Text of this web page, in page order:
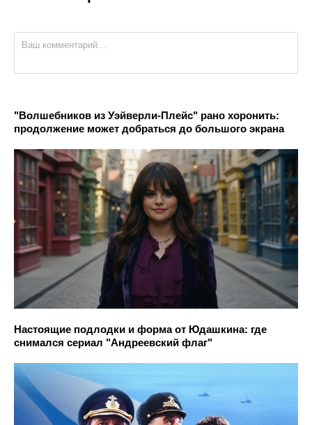
"Волшебников из Уэйверли-Плейс" рано хоронить:
продолжение может добраться до большого экрана
Настоящие подлодки и форма от Юдашкина: где
снимался сериал "Андреевский флаг"